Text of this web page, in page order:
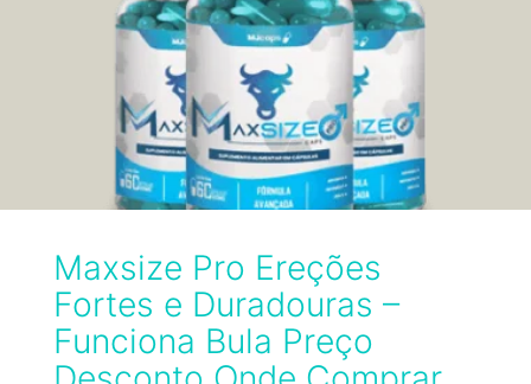
Maxsize Pro Ereções
Fortes e Duradouras –
Funciona Bula Preço